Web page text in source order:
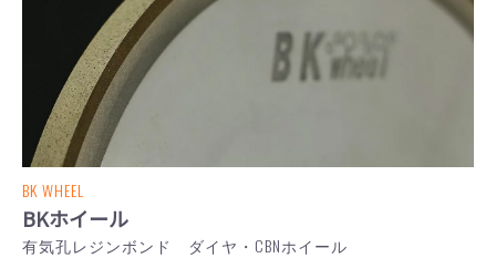
BK WHEEL
BKホイール
有気孔レジンボンド ダイヤ・CBNホイール